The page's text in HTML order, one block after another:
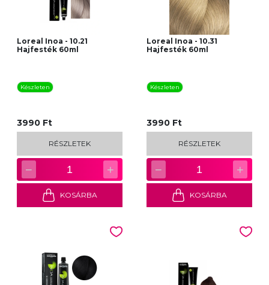
Loreal Inoa - 10.21
Hajfesték 60ml
Készleten
3990 Ft
RÉSZLETEK
− 1 +
KOSÁRBA
Loreal Inoa - 10.31
Hajfesték 60ml
Készleten
3990 Ft
RÉSZLETEK
− 1 +
KOSÁRBA